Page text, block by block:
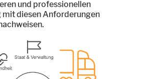
und professionellen
mit diesen Anforderungen